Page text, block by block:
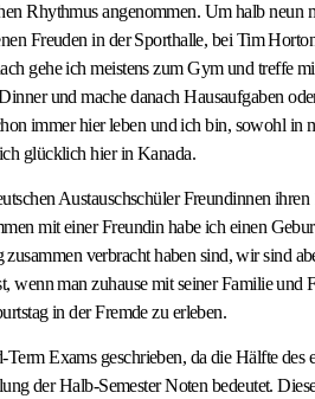
Rhythmus angenommen. Um halb neun
Freuden in der Sporthalle, bei Tim
gehe ich meistens zum Gym und treffe
und mache danach Hausaufgaben
immer hier leben und ich bin, sowohl in
glücklich hier in Kanada.
Austauschschüler Freundinnen
mit einer Freundin habe ich einen
verbracht haben sind, wir sind
wenn man zuhause mit seiner Familie und
in der Fremde zu erleben.
Exams geschrieben, da die Hälfte des
der Halb-Semester Noten bedeutet.